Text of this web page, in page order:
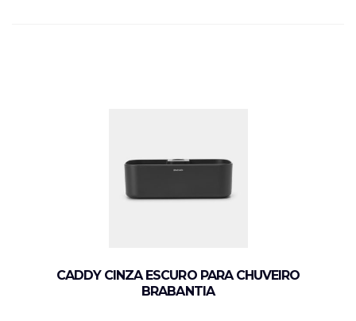
CADDY CINZA ESCURO PARA CHUVEIRO
BRABANTIA